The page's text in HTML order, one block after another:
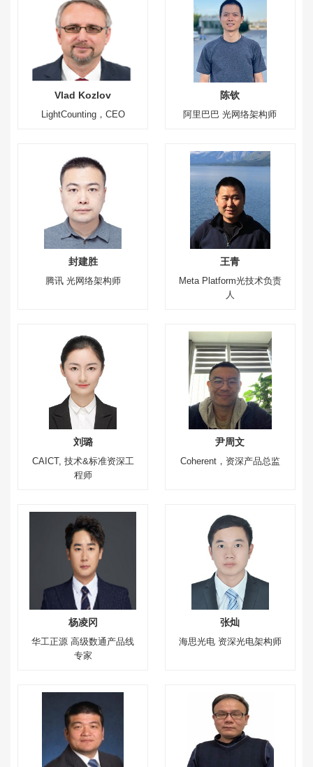
Vlad Kozlov
LightCounting，CEO
陈钦
阿里巴巴 光网络架构师
封建胜
腾讯 光网络架构师
王青
Meta Platform光技术负责
人
刘璐
CAICT, 技术&标准资深工
程师
尹周文
Coherent，资深产品总监
杨凌冈
华工正源 高级数通产品线
专家
张灿
海思光电 资深光电架构师